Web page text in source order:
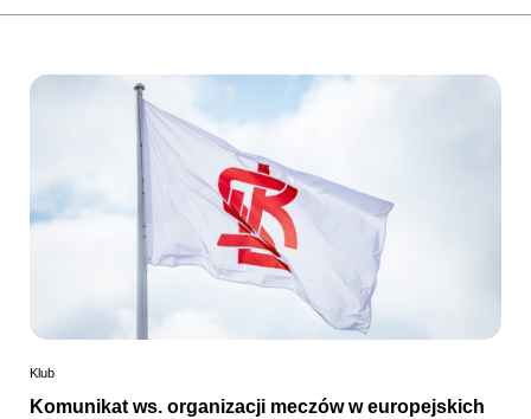
Klub
Komunikat ws. organizacji meczów w europejskich